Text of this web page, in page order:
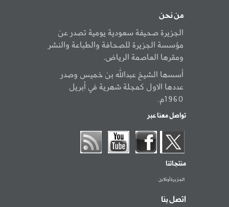
من نحن
الجزيرة صحيفة سعودية يومية تصدر عن
مؤسسة الجزيرة للصحافة والطباعة والنشر
ومقرها العاصمة الرياض.
أسسها الشيخ عبدالله بن خميس وصدر
عددها الاول كمجلة شهرية في أبريل
1960م.
تواصل معنا عبر
منتجاتنا
الجزيرة أونلاين
اتصل بنا